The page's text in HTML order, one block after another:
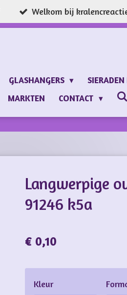
Welkom bij
GLASHANGERS
MARKTEN CONTACT
Langwerpige
91246 k5a
€ 0,10
Kleur